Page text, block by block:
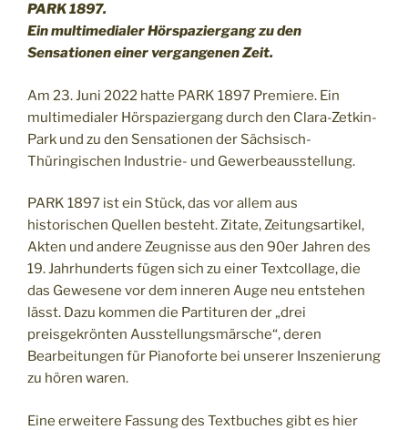
PARK 1897.
Ein multimedialer Hörspaziergang zu den
Sensationen einer vergangenen Zeit.
Am 23. Juni 2022 hatte PARK 1897 Premiere. Ein
multimedialer Hörspaziergang durch den Clara-Zetkin-
Park und zu den Sensationen der Sächsisch-
Thüringischen Industrie- und Gewerbeausstellung.
PARK 1897 ist ein Stück, das vor allem aus
historischen Quellen besteht. Zitate, Zeitungsartikel,
Akten und andere Zeugnisse aus den 90er Jahren des
19. Jahrhunderts fügen sich zu einer Textcollage, die
das Gewesene vor dem inneren Auge neu entstehen
lässt. Dazu kommen die Partituren der „drei
preisgekrönten Ausstellungsmärsche“, deren
Bearbeitungen für Pianoforte bei unserer Inszenierung
zu hören waren.
Eine erweitere Fassung des Textbuches gibt es hier